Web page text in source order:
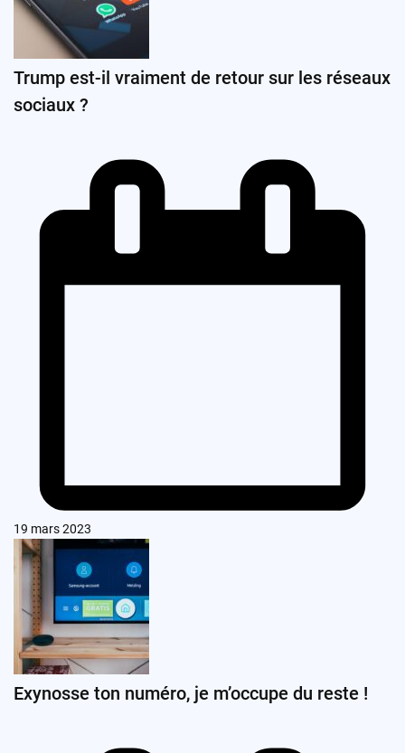
Trump est-il vraiment de retour sur les réseaux
sociaux ?
19 mars 2023
Exynosse ton numéro, je m’occupe du reste !